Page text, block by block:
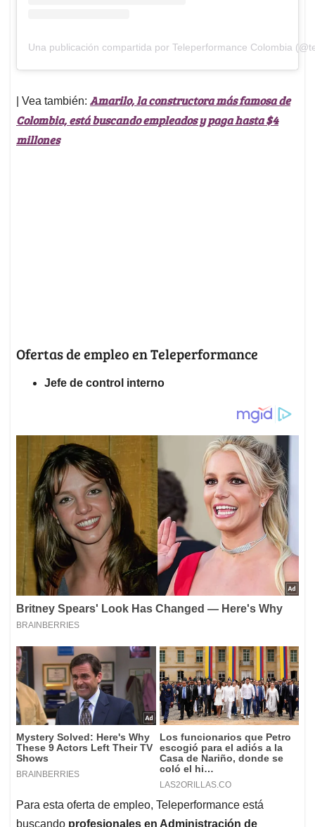
Una publicación compartida por Teleperformance Colombia
| Vea también: Amarilo, la constructora más famosa de
Colombia, está buscando empleados y paga hasta $4
millones
Ofertas de empleo en Teleperformance
Jefe de control interno
Para esta oferta de empleo, Teleperformance está
buscando profesionales en Administración de